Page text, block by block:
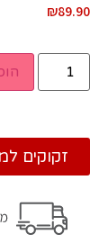
₪89.90
זקוקים